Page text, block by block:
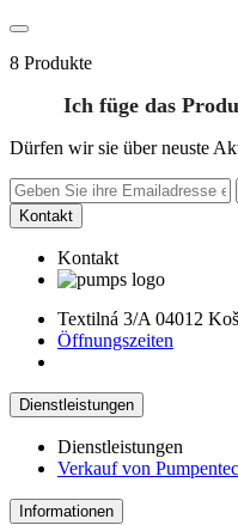
8 Produkte
Ich füge das
Dürfen wir sie über neuste
Kontakt
Kontakt
Textilná 3/A 04012
Öffnungszeiten
Dienstleistungen
Dienstleistungen
Verkauf von
Informationen